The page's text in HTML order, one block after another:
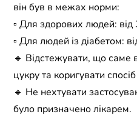
він був в межах норми:
▫️ Для здорових людей:
▫️ Для людей із діабетом:
🔹 Відстежувати, що саме
цукру та коригувати
🔹 Не нехтувати
було призначено лікарем.